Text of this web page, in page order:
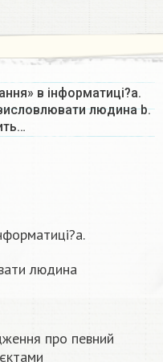
в інформатиці?a.
людина b.
людина
про певний